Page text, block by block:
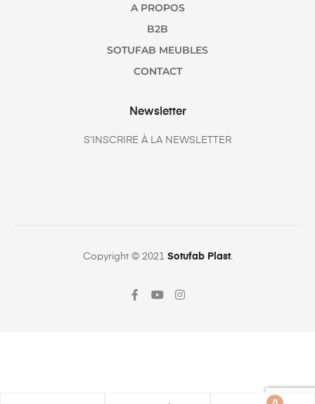
A PROPOS
B2B
SOTUFAB MEUBLES
CONTACT
Newsletter
S’INSCRIRE À LA NEWSLETTER
Copyright © 2021 Sotufab Plast.